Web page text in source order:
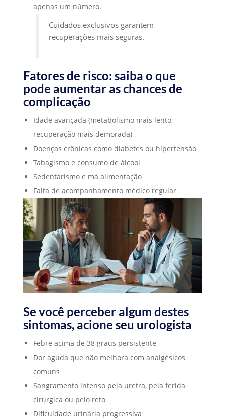
apenas um número.
Cuidados exclusivos garantem
recuperações mais seguras.
Fatores de risco: saiba o que
pode aumentar as chances de
complicação
Idade avançada (metabolismo mais lento,
recuperação mais demorada)
Doenças crônicas como diabetes ou hipertensão
Tabagismo e consumo de álcool
Sedentarismo e má alimentação
Falta de acompanhamento médico regular
Se você perceber algum destes
sintomas, acione seu urologista
Febre acima de 38 graus persistente
Dor aguda que não melhora com analgésicos
comuns
Sangramento intenso pela uretra, pela ferida
cirúrgica ou pelo reto
Dificuldade urinária progressiva